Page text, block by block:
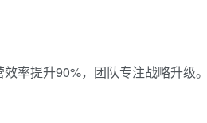
率提升90%，团队专注战略升级。